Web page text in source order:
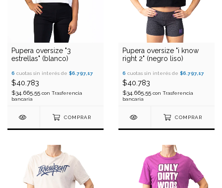
Pupera oversize "3
estrellas" (blanco)
6 cuotas sin interés de $6.797,17
$40.783
$34.665,55 con Trasferencia
bancaria
COMPRAR
Pupera oversize "i know
right 2" (negro liso)
6 cuotas sin interés de $6.797,17
$40.783
$34.665,55 con Trasferencia
bancaria
COMPRAR